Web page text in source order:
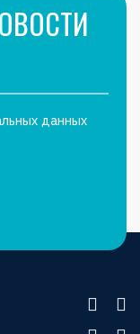
данных